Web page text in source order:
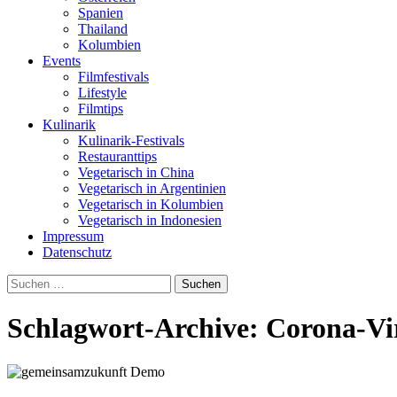
Spanien
Thailand
Kolumbien
Events
Filmfestivals
Lifestyle
Filmtips
Kulinarik
Kulinarik-Festivals
Restauranttips
Vegetarisch in China
Vegetarisch in Argentinien
Vegetarisch in Kolumbien
Vegetarisch in Indonesien
Impressum
Datenschutz
Suchen
nach:
Schlagwort-Archive: Corona-